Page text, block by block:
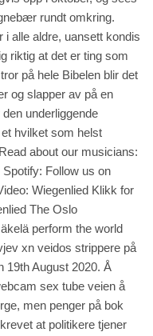
rundt omkring.
i alle aldre, uansett kondis
riktig at det er ting som
på hele Bibelen blir det
og slapper av på en
underliggende
hvilket som helst
about our musicians:
Follow us on
Wiegenlied Klikk for
The Oslo
perform the world
xn veidos strippere på
19th August 2020. Å
sex tube veien å
men penger på bok
at politikere tjener